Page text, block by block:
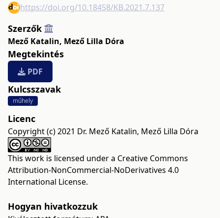
https://doi.org/10.18458/KB.2021.7.137
Szerzők
Mező Katalin, Mező Lilla Dóra
Megtekintés
PDF
Kulcsszavak
műhely
Licenc
Copyright (c) 2021 Dr. Mező Katalin, Mező Lilla Dóra
This work is licensed under a Creative Commons
Attribution-NonCommercial-NoDerivatives 4.0
International License.
Hogyan hivatkozzuk